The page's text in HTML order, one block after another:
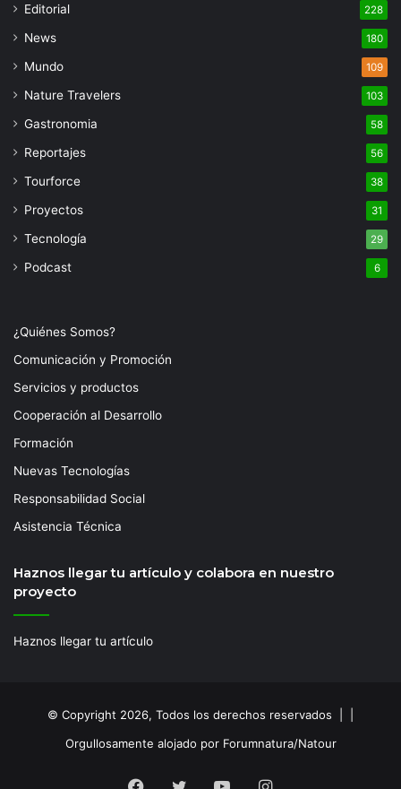
Editorial 228
News 180
Mundo 109
Nature Travelers 103
Gastronomia 58
Reportajes 56
Tourforce 38
Proyectos 31
Tecnología 29
Podcast 6
¿Quiénes Somos?
Comunicación y Promoción
Servicios y productos
Cooperación al Desarrollo
Formación
Nuevas Tecnologías
Responsabilidad Social
Asistencia Técnica
Haznos llegar tu artículo y colabora en nuestro
proyecto
Haznos llegar tu artículo
© Copyright 2026, Todos los derechos reservados | |
Orgullosamente alojado por Forumnatura/Natour